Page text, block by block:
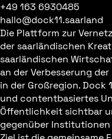
+49 163 6930485
hallo@dock11.saarland
Die Plattform zur
der saarländischen
saarländischen
an der Verbesserung
in der Großregion. Dock
und contentbasiertes
Öffentlichkeit sichtbar
gegenüber